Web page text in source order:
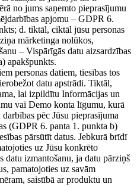
no jums saņemto pieprasījumu
apjomu – GDPR 6.
d. tiktāl, ciktāl jūsu personas
mārketinga nolūkos,
– Vispārīgās datu aizsardzības
apakšpunkts.
personas datiem, tiesības tos
datu apstrādi. Tiktāl,
lai izpildītu Informācijas un
vai Demo konta līgumu, kurā
pēc Jūsu pieprasījuma
(GDPR 6. panta 1. punkta b)
pārsūtīt datus. Jebkurā brīdī
uz Jūsu konkrēto
datu izmantošanu, ja datu pārziņš
pamatojoties uz savām
saistībā ar produktu un